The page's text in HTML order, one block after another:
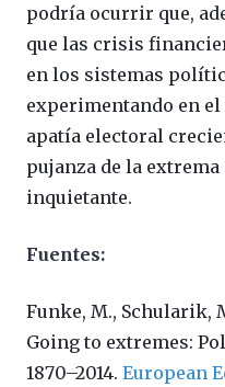
podría ocurrir que,
que las crisis
en los sistemas
experimentando en
apatía electoral
pujanza de la extrema
inquietante.
Fuentes:
Funke, M., Schularik,
Going to extremes:
1870–2014. European